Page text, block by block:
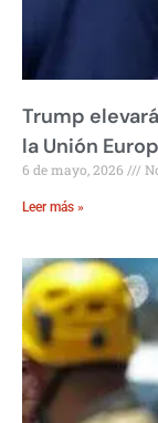
Trump
la Unión
6 de mayo, 2026
Leer más »